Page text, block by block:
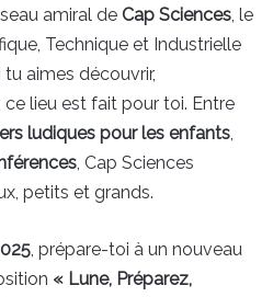
amiral de Cap Sciences, le
Technique et Industrielle
aimes découvrir,
ce lieu est fait pour toi. Entre
ludiques pour les enfants,
, Cap Sciences
petits et grands.
, prépare-toi à un nouveau
« Lune, Préparez,